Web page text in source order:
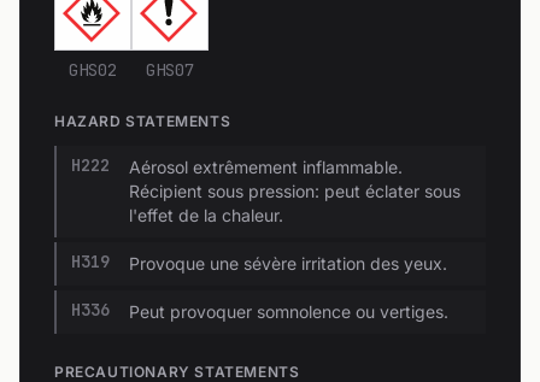
GHS02 GHS07
HAZARD STATEMENTS
H222
Aérosol extrêmement inflammable.
Récipient sous pression: peut éclater sous
l'effet de la chaleur.
H319 Provoque une sévère irritation des yeux.
H336 Peut provoquer somnolence ou vertiges.
PRECAUTIONARY STATEMENTS